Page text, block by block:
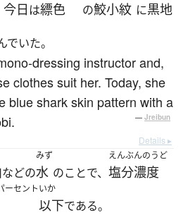
今日は縹色 の鮫小紋 に黒地
いた。
dressing instructor and,
clothes suit her. Today, she
blue shark skin pattern with a
— Jreibun
Details ▸
どの
みず
水 のことで、
えんぶんのうど
塩分濃度
ーセントいか
以下である。